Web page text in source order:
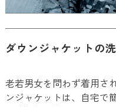
ダウンジャケットの
老若男女を問わず着用さ
ンジャケットは、自宅で